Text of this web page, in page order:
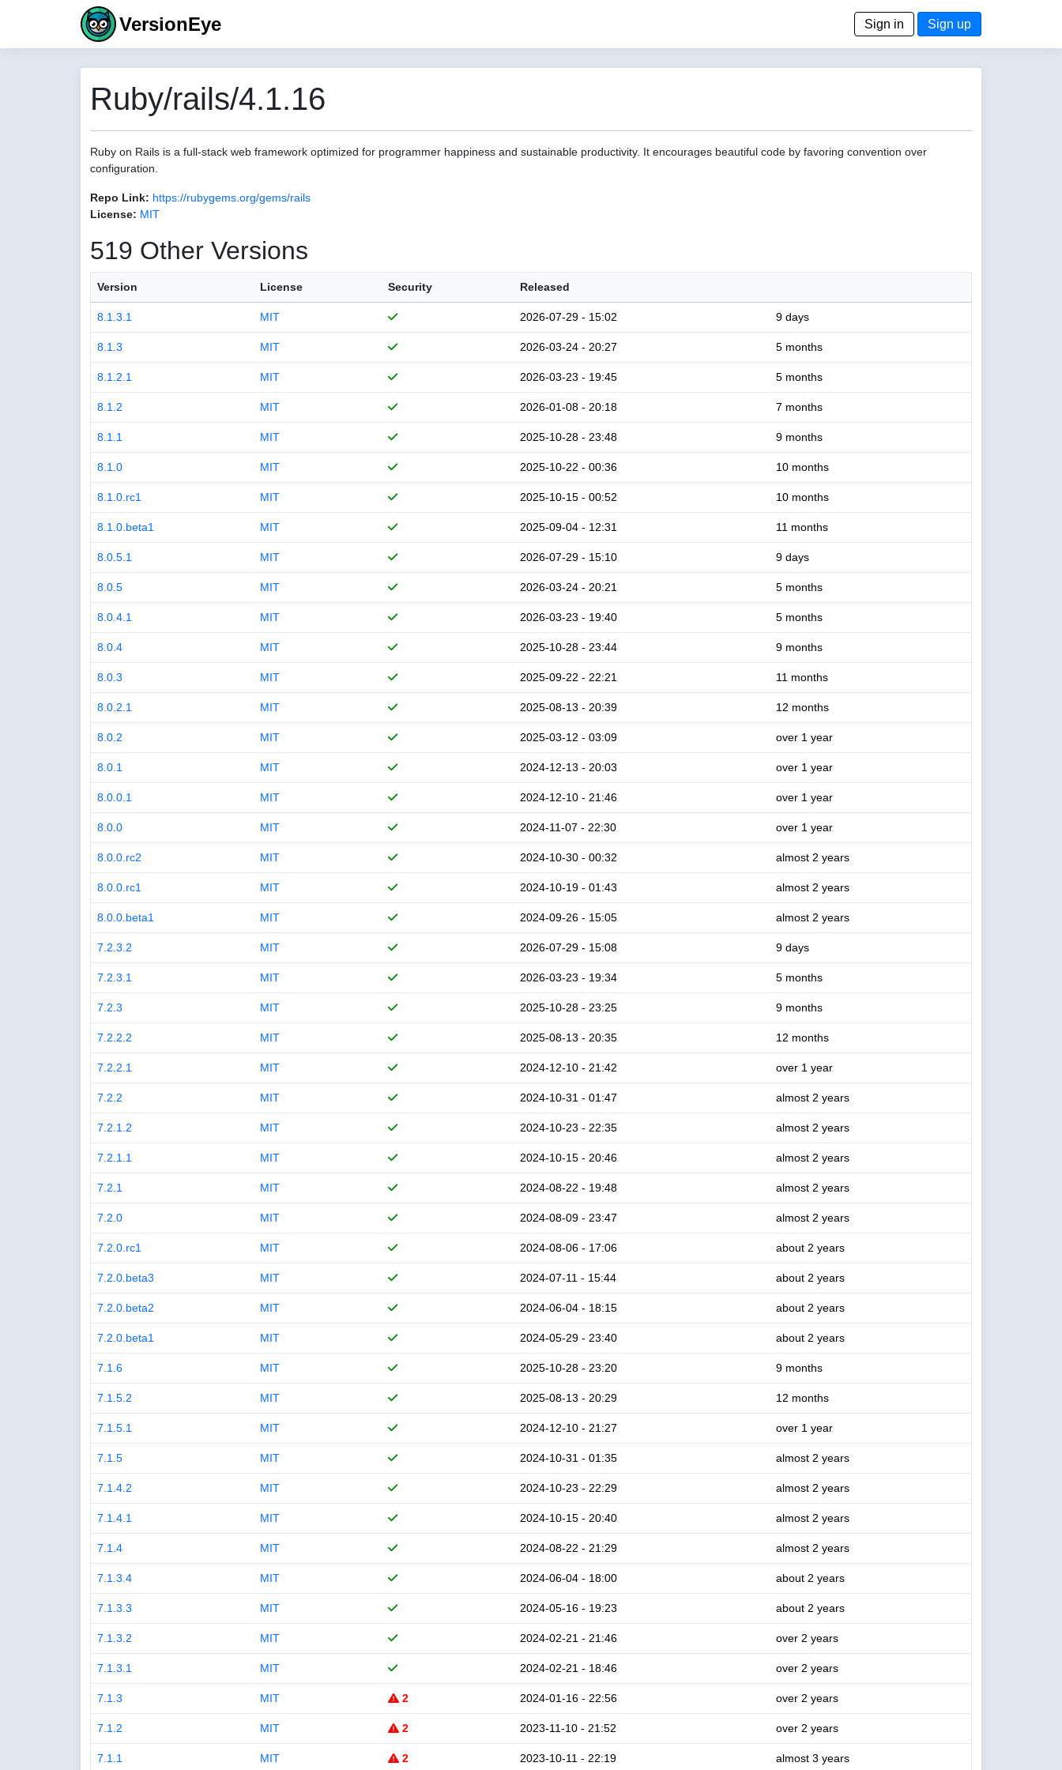
VersionEye Sign in Sign up
Ruby/rails/4.1.16
Ruby on Rails is a full-stack web framework optimized for programmer happiness and sustainable productivity. It encourages beautiful code by favoring convention over
configuration.
Repo Link: https://rubygems.org/gems/rails
License: MIT
519 Other Versions
Version License Security Released
8.1.3.1 MIT 2026-07-29 - 15:02 9 days
8.1.3 MIT 2026-03-24 - 20:27 5 months
8.1.2.1 MIT 2026-03-23 - 19:45 5 months
8.1.2 MIT 2026-01-08 - 20:18 7 months
8.1.1 MIT 2025-10-28 - 23:48 9 months
8.1.0 MIT 2025-10-22 - 00:36 10 months
8.1.0.rc1 MIT 2025-10-15 - 00:52 10 months
8.1.0.beta1 MIT 2025-09-04 - 12:31 11 months
8.0.5.1 MIT 2026-07-29 - 15:10 9 days
8.0.5 MIT 2026-03-24 - 20:21 5 months
8.0.4.1 MIT 2026-03-23 - 19:40 5 months
8.0.4 MIT 2025-10-28 - 23:44 9 months
8.0.3 MIT 2025-09-22 - 22:21 11 months
8.0.2.1 MIT 2025-08-13 - 20:39 12 months
8.0.2 MIT 2025-03-12 - 03:09 over 1 year
8.0.1 MIT 2024-12-13 - 20:03 over 1 year
8.0.0.1 MIT 2024-12-10 - 21:46 over 1 year
8.0.0 MIT 2024-11-07 - 22:30 over 1 year
8.0.0.rc2 MIT 2024-10-30 - 00:32 almost 2 years
8.0.0.rc1 MIT 2024-10-19 - 01:43 almost 2 years
8.0.0.beta1 MIT 2024-09-26 - 15:05 almost 2 years
7.2.3.2 MIT 2026-07-29 - 15:08 9 days
7.2.3.1 MIT 2026-03-23 - 19:34 5 months
7.2.3 MIT 2025-10-28 - 23:25 9 months
7.2.2.2 MIT 2025-08-13 - 20:35 12 months
7.2.2.1 MIT 2024-12-10 - 21:42 over 1 year
7.2.2 MIT 2024-10-31 - 01:47 almost 2 years
7.2.1.2 MIT 2024-10-23 - 22:35 almost 2 years
7.2.1.1 MIT 2024-10-15 - 20:46 almost 2 years
7.2.1 MIT 2024-08-22 - 19:48 almost 2 years
7.2.0 MIT 2024-08-09 - 23:47 almost 2 years
7.2.0.rc1 MIT 2024-08-06 - 17:06 about 2 years
7.2.0.beta3 MIT 2024-07-11 - 15:44 about 2 years
7.2.0.beta2 MIT 2024-06-04 - 18:15 about 2 years
7.2.0.beta1 MIT 2024-05-29 - 23:40 about 2 years
7.1.6 MIT 2025-10-28 - 23:20 9 months
7.1.5.2 MIT 2025-08-13 - 20:29 12 months
7.1.5.1 MIT 2024-12-10 - 21:27 over 1 year
7.1.5 MIT 2024-10-31 - 01:35 almost 2 years
7.1.4.2 MIT 2024-10-23 - 22:29 almost 2 years
7.1.4.1 MIT 2024-10-15 - 20:40 almost 2 years
7.1.4 MIT 2024-08-22 - 21:29 almost 2 years
7.1.3.4 MIT 2024-06-04 - 18:00 about 2 years
7.1.3.3 MIT 2024-05-16 - 19:23 about 2 years
7.1.3.2 MIT 2024-02-21 - 21:46 over 2 years
7.1.3.1 MIT 2024-02-21 - 18:46 over 2 years
7.1.3 MIT 2 2024-01-16 - 22:56 over 2 years
7.1.2 MIT 2 2023-11-10 - 21:52 over 2 years
7.1.1 MIT 2 2023-10-11 - 22:19 almost 3 years